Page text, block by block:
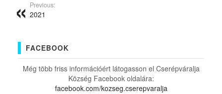
Previous:
2021
FACEBOOK
Még több friss információért látogasson el Cserépváralja
Község Facebook oldalára:
facebook.com/kozseg.cserepvaralja